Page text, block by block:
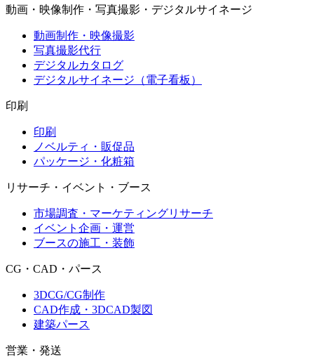
動画・映像制作・写真撮影・デジタルサイネージ
動画制作・映像撮影
写真撮影代行
デジタルカタログ
デジタルサイネージ（電子看板）
印刷
印刷
ノベルティ・販促品
パッケージ・化粧箱
リサーチ・イベント・ブース
市場調査・マーケティングリサーチ
イベント企画・運営
ブースの施工・装飾
CG・CAD・パース
3DCG/CG制作
CAD作成・3DCAD製図
建築パース
営業・発送